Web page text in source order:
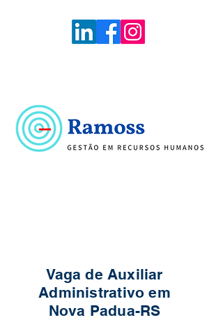
Vaga de Auxiliar
Administrativo em
Nova Padua-RS